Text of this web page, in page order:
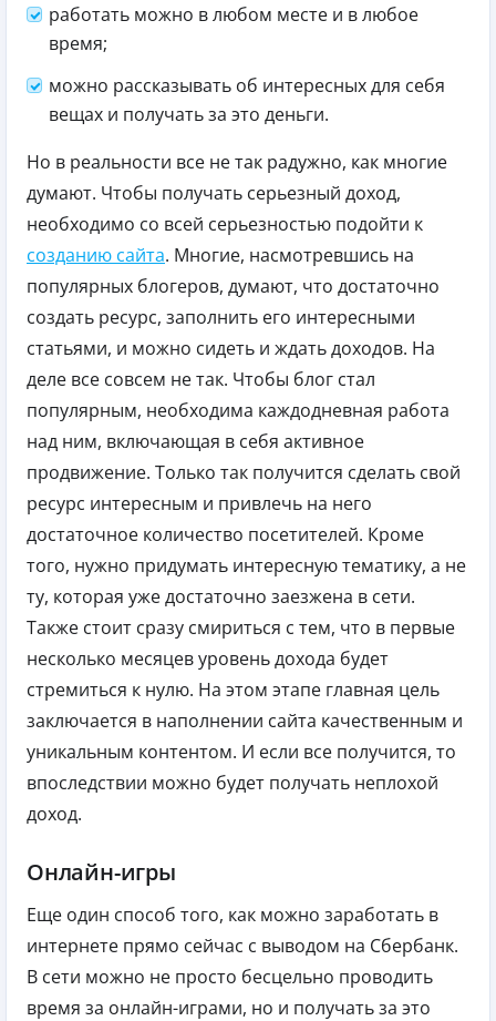
работать можно в любом месте и в любое
время;
можно рассказывать об интересных для себя
вещах и получать за это деньги.
Но в реальности все не так радужно, как многие
думают. Чтобы получать серьезный доход,
необходимо со всей серьезностью подойти к
созданию сайта. Многие, насмотревшись на
популярных блогеров, думают, что достаточно
создать ресурс, заполнить его интересными
статьями, и можно сидеть и ждать доходов. На
деле все совсем не так. Чтобы блог стал
популярным, необходима каждодневная работа
над ним, включающая в себя активное
продвижение. Только так получится сделать свой
ресурс интересным и привлечь на него
достаточное количество посетителей. Кроме
того, нужно придумать интересную тематику, а не
ту, которая уже достаточно заезжена в сети.
Также стоит сразу смириться с тем, что в первые
несколько месяцев уровень дохода будет
стремиться к нулю. На этом этапе главная цель
заключается в наполнении сайта качественным и
уникальным контентом. И если все получится, то
впоследствии можно будет получать неплохой
доход.
Онлайн-игры
Еще один способ того, как можно заработать в
интернете прямо сейчас с выводом на Сбербанк.
В сети можно не просто бесцельно проводить
время за онлайн-играми, но и получать за это